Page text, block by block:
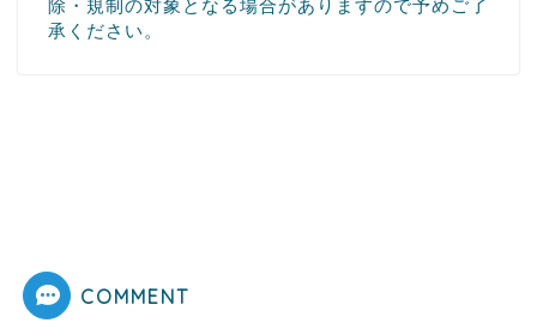
除・規制の対象となる場合がありますので予めご了
承ください。
COMMENT